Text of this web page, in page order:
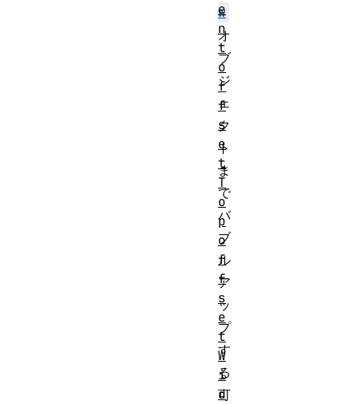
w
オ
ブ
ジ
ェ
ク
ト
ま
で
バ
ブ
ル
ア
ッ
プ
す
る
可
e
n
t
o
f
f
s
e
t
T
o
p
o
f
f
s
e
t
W
i
d